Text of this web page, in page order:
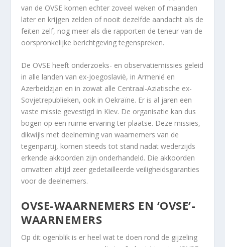
van de OVSE komen echter zoveel weken of maanden
later en krijgen zelden of nooit dezelfde aandacht als de
feiten zelf, nog meer als die rapporten de teneur van de
oorspronkelijke berichtgeving tegenspreken.
De OVSE heeft onderzoeks- en observatiemissies geleid
in alle landen van ex-Joegoslavië, in Armenië en
Azerbeidzjan en in zowat alle Centraal-Aziatische ex-
Sovjetrepublieken, ook in Oekraïne. Er is al jaren een
vaste missie gevestigd in Kiev. De organisatie kan dus
bogen op een ruime ervaring ter plaatse. Deze missies,
dikwijls met deelneming van waarnemers van de
tegenpartij, komen steeds tot stand nadat wederzijds
erkende akkoorden zijn onderhandeld. Die akkoorden
omvatten altijd zeer gedetailleerde veiligheidsgaranties
voor de deelnemers.
OVSE-WAARNEMERS EN ‘OVSE’-
WAARNEMERS
Op dit ogenblik is er heel wat te doen rond de gijzeling